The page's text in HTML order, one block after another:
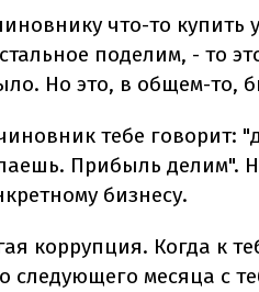
что-то купить
поделим, - то
Но это, в общем-то,
тебе говорит:
Прибыль делим".
бизнесу.
коррупция. Когда к
следующего месяца с